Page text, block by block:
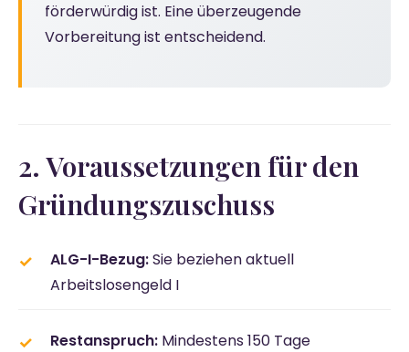
förderwürdig ist. Eine überzeugende
Vorbereitung ist entscheidend.
2. Voraussetzungen für den
Gründungszuschuss
ALG-I-Bezug:Sie beziehen aktuell
Arbeitslosengeld I
Restanspruch: Mindestens 150 Tage